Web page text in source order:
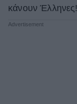
κάνουν Έλληνες!